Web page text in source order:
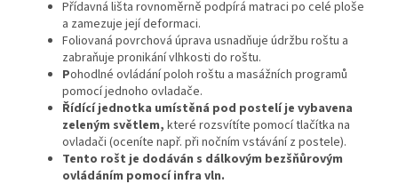
Přídavná lišta rovnoměrně podpírá matraci po celé ploše
a zamezuje její deformaci.
Foliovaná povrchová úprava usnadňuje údržbu roštu a
zabraňuje pronikání vlhkosti do roštu.
Pohodlné ovládání poloh roštu a masážních programů
pomocí jednoho ovladače.
Řídící jednotka umístěná pod postelí je vybavena
zeleným světlem, které rozsvítíte pomocí tlačítka na
ovladači (oceníte např. při nočním vstávání z postele).
Tento rošt je dodáván s dálkovým bezšňůrovým
ovládáním pomocí infra vln.